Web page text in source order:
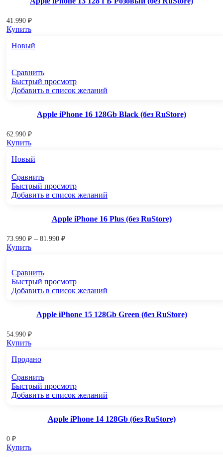
41.990 ₽
Купить
Новый
Сравнить
Быстрый просмотр
Добавить в список желаний
Apple iPhone 16 128Gb Black (без RuStore)
62.990 ₽
Купить
Новый
Сравнить
Быстрый просмотр
Добавить в список желаний
Apple iPhone 16 Plus (без RuStore)
73.990 ₽ – 81.990 ₽
Купить
Сравнить
Быстрый просмотр
Добавить в список желаний
Apple iPhone 15 128Gb Green (без RuStore)
54.990 ₽
Купить
Продано
Сравнить
Быстрый просмотр
Добавить в список желаний
Apple iPhone 14 128Gb (без RuStore)
0 ₽
Купить